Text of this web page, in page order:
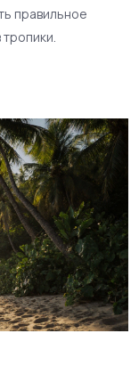
правильное